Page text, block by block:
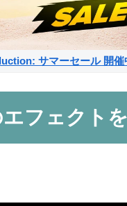
サマーセール 開催
フェクト